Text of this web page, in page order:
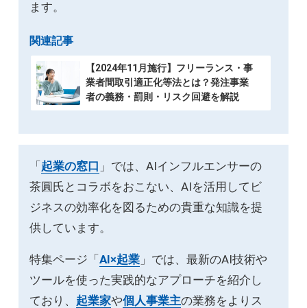
ます。
関連記事
【2024年11月施行】フリーランス・事
業者間取引適正化等法とは？発注事業
者の義務・罰則・リスク回避を解説
「起業の窓口 」では、AIインフルエンサーの
茶圓氏とコラボをおこない、AIを活用してビ
ジネスの効率化を図るための貴重な知識を提
供しています。
特集ページ「AI×起業」では、最新のAI技術や
ツールを使った実践的なアプローチを紹介し
ており、 起業家や個人事業主の業務をよりス